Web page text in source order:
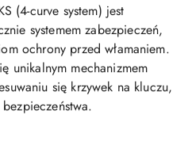
(4-curve system) jest
systemem zabezpieczeń,
ochrony przed włamaniem.
unikalnym mechanizmem
się krzywek na kluczu,